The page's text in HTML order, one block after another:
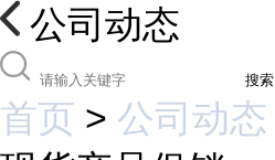
公司动态
搜索
首页 > 公司动态